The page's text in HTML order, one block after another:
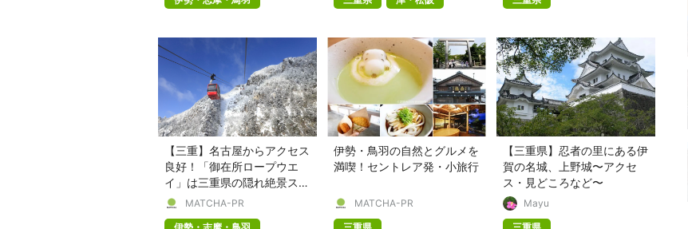
【三重】名古屋からアクセス
良好！「御在所ロープウエ
イ」は三重県の隠れ絶景スポ
ットMATCHA-PR
伊勢・鳥羽の自然とグルメを
満喫！セントレア発・小旅行
MATCHA-PR
【三重県】忍者の里にある伊
賀の名城、上野城〜アクセ
ス・見どころなど〜
Mayu